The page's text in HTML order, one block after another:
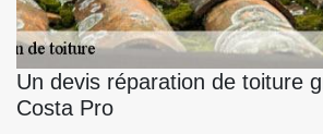
Un devis réparation de toiture
Costa Pro